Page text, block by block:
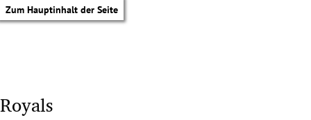
Zum Hauptinhalt der Seite
Royals